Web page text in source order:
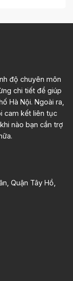
độ chuyên môn
chi tiết để giúp
Hà Nội. Ngoài ra,
cam kết liên tục
nào bạn cần trợ
Quận Tây Hồ,